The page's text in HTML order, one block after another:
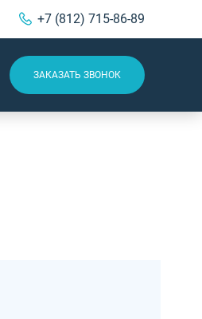
+7 (812) 715-86-89
ЗАКАЗАТЬ ЗВОНОК